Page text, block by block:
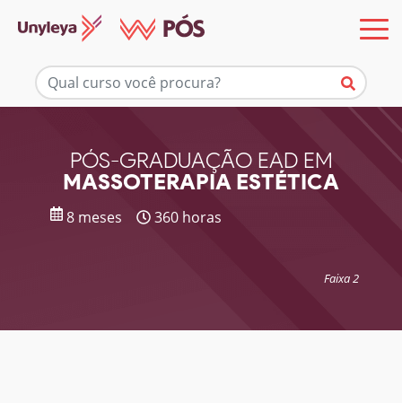
PÓS-GRADUAÇÃO EAD EM
MASSOTERAPIA ESTÉTICA
8 meses 360 horas
Faixa 2
Mais informações